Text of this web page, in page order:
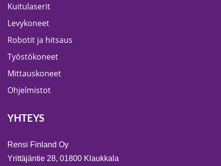
Kuitulaserit
Levykoneet
Robotit ja hitsaus
Työstökoneet
Mittauskoneet
Ohjelmistot
YHTEYS
Rensi Finland Oy
Yrittäjäntie 28, 01800 Klaukkala